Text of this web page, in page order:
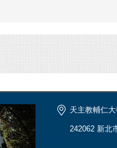
天主教輔仁
242062 新北